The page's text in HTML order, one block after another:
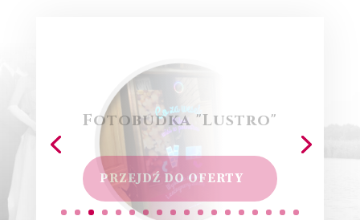
Fotobudka "Lustro"
PRZEJDŹ DO OFERTY